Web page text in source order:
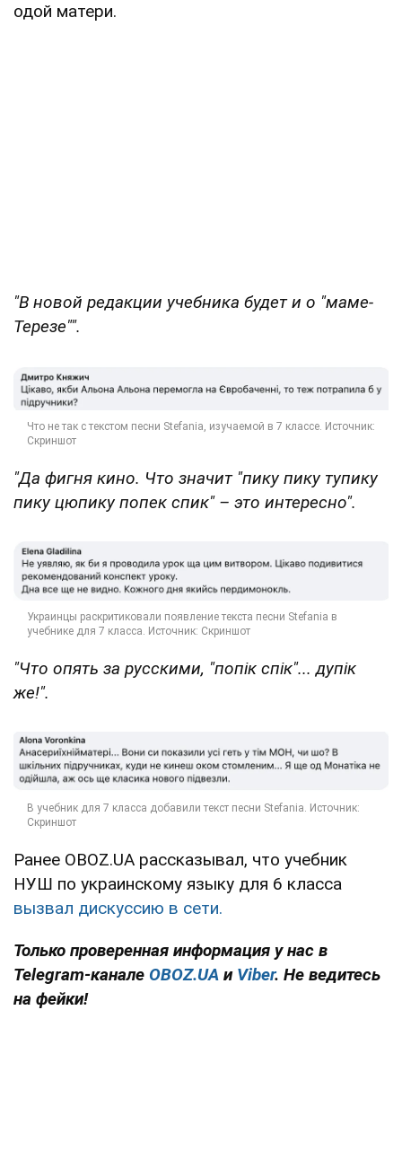
одой матери.
"В новой редакции учебника будет и о "маме-
Терезе"".
"Да фигня кино. Что значит "пику пику тупику
пику цюпику попек спик" – это интересно".
"Что опять за русскими, "попік спік"... дупік
же!".
Ранее OBOZ.UA рассказывал, что учебник
НУШ по украинскому языку для 6 класса
вызвал дискуссию в сети.
Только проверенная информация у нас в
Telegram-канале OBOZ.UA и Viber. Не ведитесь
на фейки!